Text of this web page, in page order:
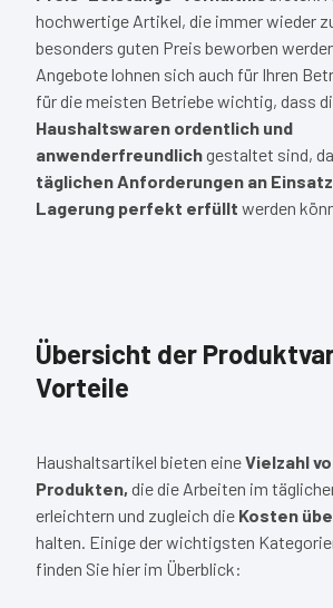
hochwertige Artikel, die immer wieder
besonders guten Preis beworben
Angebote lohnen sich auch für Ihren
für die meisten Betriebe wichtig, dass
Haushaltswaren ordentlich und
anwenderfreundlichgestaltet sind,
täglichen Anforderungen an
Lagerung perfekt erfüllt werden
Übersicht der
Vorteile
Haushaltsartikel bieten eineVielzahl
Produkten, die die Arbeiten im
erleichtern und zugleich die Kosten
halten. Einige der wichtigsten
finden Sie hier im Überblick: